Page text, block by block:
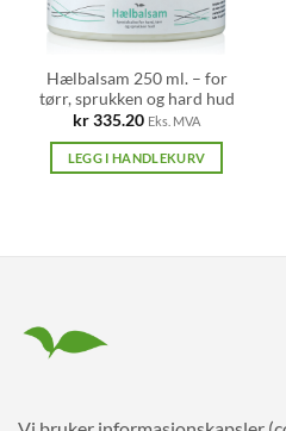
Hælbalsam 250 ml. – for
tørr, sprukken og hard hud
kr335.20 Eks. MVA
LEGG I HANDLEKURV